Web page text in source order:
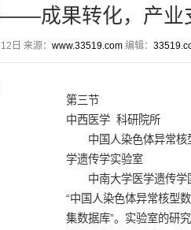
成果转化，产业
日 来源： www.33519.com编辑：
第三节
中西医学 科研院所
中国人染色体异常核
学遗传学实验室
中南大学医学遗传学
“中国人染色体异常核型
集数据库”。实验室的研究